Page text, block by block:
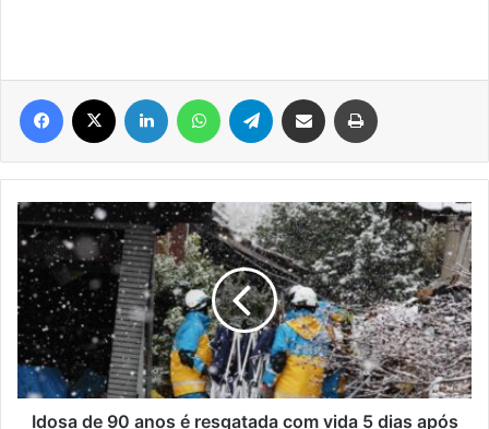
Facebook Linkedin WhatsAppTelegram Compartilhar via e-mail
Idosa
de
90
anos
é
resgatada
com
vida
5
diasIdosa de 90 anos é resgatada com vida 5 dias após